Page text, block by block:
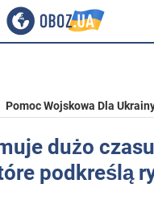
Pomoc Wojskowa Dla
dużo
podkreślą